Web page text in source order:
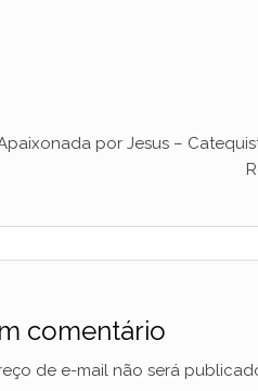
por Jesus –
comentário
de e-mail não será